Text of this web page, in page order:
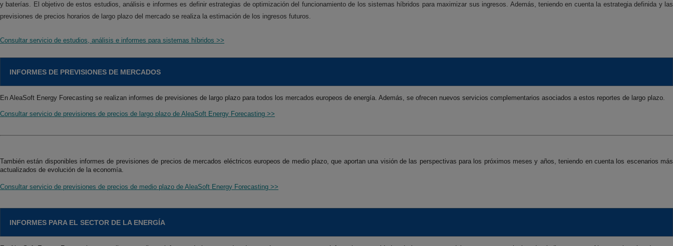
y baterías. El objetivo de estos estudios, análisis e informes es definir estrategias de optimización del funcionamiento de los sistemas híbridos para maximizar sus ingresos. Además, teniendo en cuenta la estrategia definida y las
previsiones de precios horarios de largo plazo del mercado se realiza la estimación de los ingresos futuros.
Consultar servicio de estudios, análisis e informes para sistemas híbridos >>
INFORMES DE PREVISIONES DE MERCADOS
En AleaSoft Energy Forecasting se realizan informes de previsiones de largo plazo para todos los mercados europeos de energía. Además, se ofrecen nuevos servicios complementarios asociados a estos reportes de largo plazo.
Consultar servicio de previsiones de precios de largo plazo de AleaSoft Energy Forecasting >>
También están disponibles informes de previsiones de precios de mercados eléctricos europeos de medio plazo, que aportan una visión de las perspectivas para los próximos meses y años, teniendo en cuenta los escenarios más
actualizados de evolución de la economía.
Consultar servicio de previsiones de precios de medio plazo de AleaSoft Energy Forecasting >>
INFORMES PARA EL SECTOR DE LA ENERGÍA